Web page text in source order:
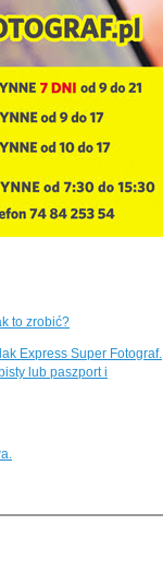
to zrobić?
Express Super Fotograf.
lub paszport i